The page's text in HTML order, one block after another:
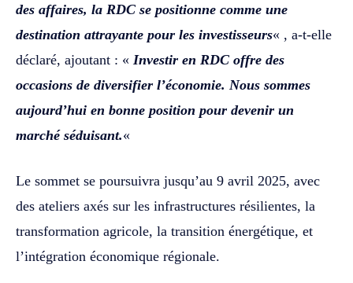
des affaires, la RDC se positionne comme une
destination attrayante pour les investisseurs« , a-t-elle
déclaré, ajoutant : « Investir en RDC offre des
occasions de diversifier l’économie. Nous sommes
aujourd’hui en bonne position pour devenir un
marché séduisant.«
Le sommet se poursuivra jusqu’au 9 avril 2025, avec
des ateliers axés sur les infrastructures résilientes, la
transformation agricole, la transition énergétique, et
l’intégration économique régionale.